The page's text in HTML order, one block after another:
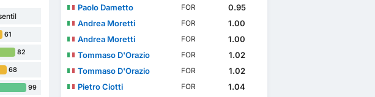
61
82
68
99
Paolo Dametto
FOR
0.95
Andrea Moretti
FOR
1.00
Andrea Moretti
FOR
1.00
Tommaso D'Orazio
FOR
1.02
Tommaso D'Orazio
FOR
1.02
Pietro Ciotti
FOR
1.04